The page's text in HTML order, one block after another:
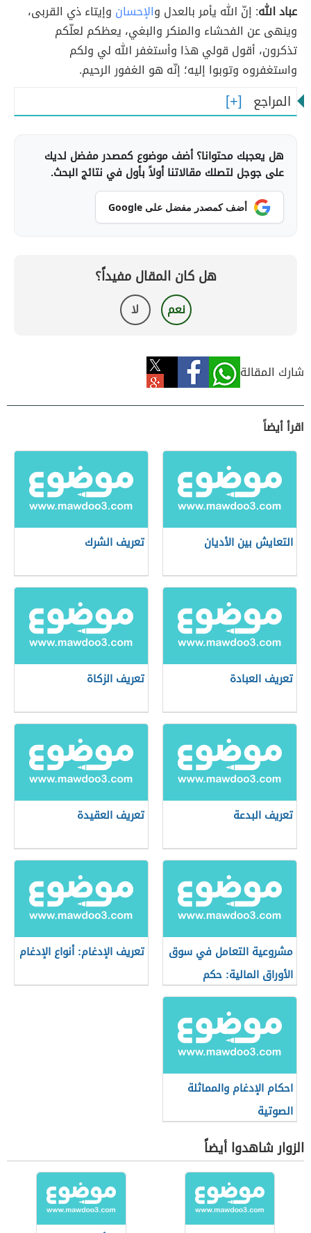
عباد الله: إنّ الله يأمر بالعدل والإحسان وإيتاء ذي القربى،
وينهى عن الفحشاء والمنكر والبغي، يعظكم لعلّكم
تذكرون، أقول قولي هذا وأستغفر الله لي ولكم
واستغفروه وتوبوا إليه؛ إنّه هو الغفور الرحيم.
المراجع
هل يعجبك محتوانا؟ أضف موضوع كمصدر مفضل لديك
على جوجل لتصلك مقالاتنا أولاً بأول في نتائج البحث.
أضف كمصدر مفضل على Google
هل كان المقال مفيداً؟
نعم لا
شارك المقالة
اقرأ أيضاً
التعايش بين الأديان تعريف الشرك
تعريف العبادة تعريف الزكاة
تعريف البدعة تعريف العقيدة
مشروعية التعامل في سوق
الأوراق المالية: حكم
التعامل في البورصة
تعريف الإدغام: أنواع الإدغام
احكام الإدغام والمماثلة
الصوتية
الزوار شاهدوا أيضاً